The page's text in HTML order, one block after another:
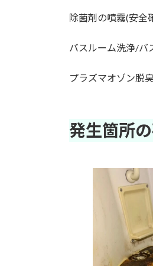
除菌剤の噴霧(安全
バスルーム洗浄/バ
プラズマオゾン脱
発生箇所